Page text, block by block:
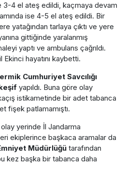
3-4 el ateş edildi, kaçmaya devam
ise 4-5 el ateş edildi. Bir
yatağından tarlaya çıktı ve yere
gittiğinde yaralanmış
yaptı ve ambulans çağrıldı.
Ekinci hayatını kaybetti.
Cumhuriyet Savcılığı
yapıldı. Buna göre olay
istikametinde bir adet tabanca
fişek patlamamıştı.
yerinde İl Jandarma
ekiplerince başkaca aramalar da
Müdürlüğü tarafından
kez başka bir tabanca daha